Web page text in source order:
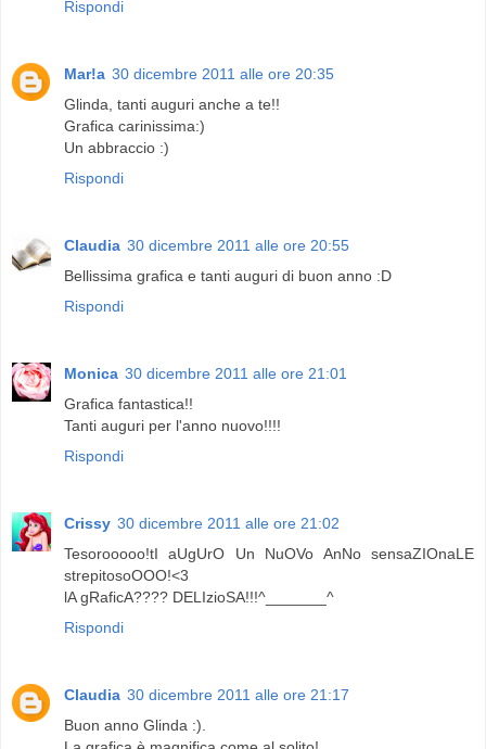
Rispondi
Mar!a 30 dicembre 2011 alle ore 20:35
Glinda, tanti auguri anche a te!!
Grafica carinissima:)
Un abbraccio :)
Rispondi
Claudia 30 dicembre 2011 alle ore 20:55
Bellissima grafica e tanti auguri di buon anno :D
Rispondi
Monica 30 dicembre 2011 alle ore 21:01
Grafica fantastica!!
Tanti auguri per l'anno nuovo!!!!
Rispondi
Crissy 30 dicembre 2011 alle ore 21:02
Tesorooooo!tI aUgUrO Un NuOVo AnNo sensaZIOnaLE
strepitosoOOO!<3
lA gRaficA???? DELIzioSA!!!^_______^
Rispondi
Claudia 30 dicembre 2011 alle ore 21:17
Buon anno Glinda :).